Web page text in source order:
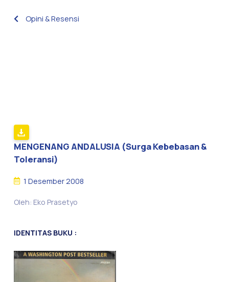
Opini & Resensi
MENGENANG ANDALUSIA (Surga Kebebasan &
Toleransi)
1 Desember 2008
Oleh: Eko Prasetyo
IDENTITAS BUKU :